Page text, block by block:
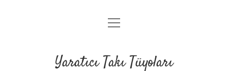
Anasayfa
menüyü
Yaratıcı Takı Tüyoları